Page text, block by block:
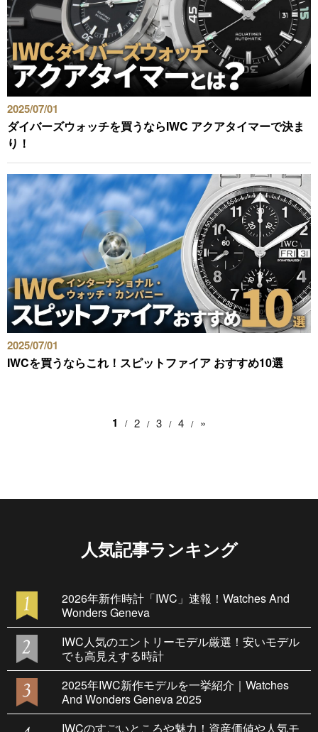
2025/07/01
ダイバーズウォッチを買うならIWC アクアタイマーで決ま
り！
2025/07/01
IWCを買うならこれ！スピットファイア おすすめ10選
1 2 3 4 »
人気記事ランキング
2026年新作時計「IWC」速報！Watches And
Wonders Geneva
IWC人気のエントリーモデル厳選！安いモデル
でも高見えする時計
2025年IWC新作モデルを一挙紹介｜Watches
And Wonders Geneva 2025
IWCのすごいところや魅力！資産価値や人気モ